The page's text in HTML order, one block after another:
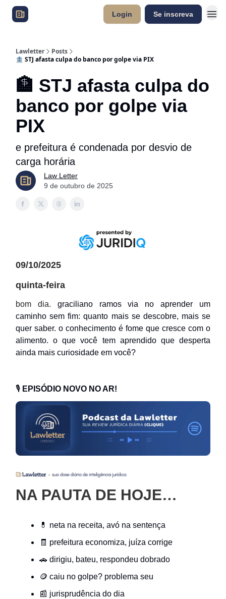
Login Se inscreva
Lawletter
Posts
🏦 STJ afasta culpa do banco por golpe via PIX
🏦 STJ afasta culpa do
banco por golpe via
PIX
e prefeitura é condenada por desvio de
carga horária
Law Letter
9 de outubro de 2025
09/10/2025
quinta-feira
bom dia. graciliano ramos via no aprender um
caminho sem fim: quanto mais se descobre, mais se
quer saber. o conhecimento é fome que cresce com o
alimento. o que você tem aprendido que desperta
ainda mais curiosidade em você?
🎙️ EPISÓDIO NOVO NO AR!
NA PAUTA DE HOJE…
💊 neta na receita, avó na sentença
🧾 prefeitura economiza, juíza corrige
🚗 dirigiu, bateu, respondeu dobrado
🪙 caiu no golpe? problema seu
📰 jurisprudência do dia